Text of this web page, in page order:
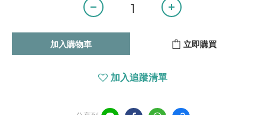
加入購物車 立即購買
加入追蹤清單